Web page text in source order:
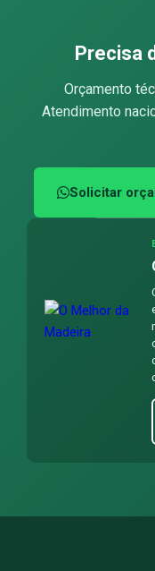
Precisa
Orçamento
Atendimento
Solicitar